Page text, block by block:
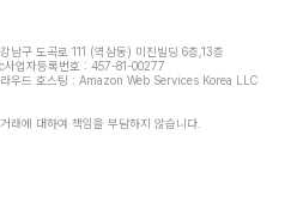
남구 도곡로 111 (역삼동) 미진빌딩 6층,13층
사업자등록번호 : 457-81-00277
우드 호스팅 : Amazon Web Services Korea LLC
래에 대하여 책임을 부담하지 않습니다.